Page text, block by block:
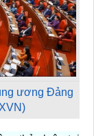
ương Đảng